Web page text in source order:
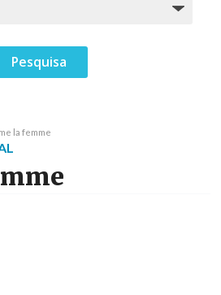
la femme